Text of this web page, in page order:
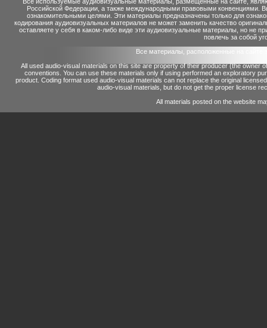
Российской Федерации, а также международными правовыми конвенциями.
ознакомительными целями. Эти материалы предназначены только для
кодирования аудиовизуальных материалов не может заменить качество
оставляете у себя в каком-либо виде эти аудиовизуальные материалы, но не
повлечь за собой
Все материалы, расположенные на сайте
All used audio-visual materials on this site are property of their producer (the owner
conventions. You can use these materials only if using performed an exploratory
product. Coding format used audio-visual materials can not replace the original
audio-visual materials, but do not get the proper license
All materials posted on the website